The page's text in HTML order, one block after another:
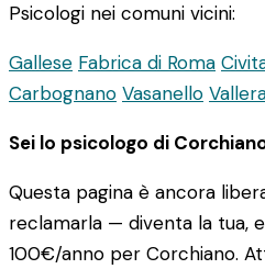
Psicologi nei comuni vicini:
Gallese Fabrica di Roma
Carbognano Vasanello
Sei lo psicologo di
Questa pagina è ancora
reclamarla — diventa la tua,
100€/anno per Corchiano.